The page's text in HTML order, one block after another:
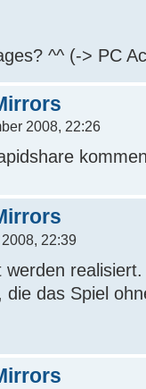
^^ (-> PC
2008, 22:26
22:39
werden
die das Spiel